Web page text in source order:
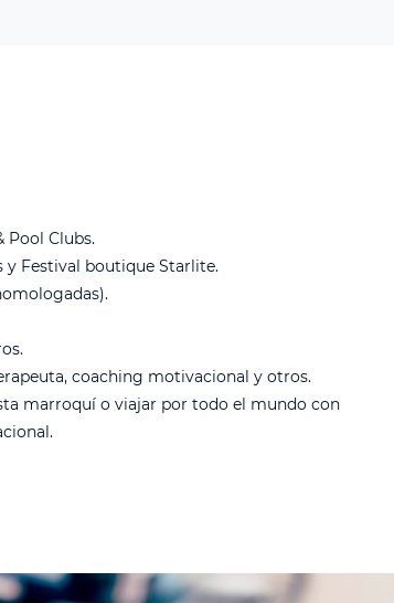
Pool Clubs.
Festival boutique Starlite.
coaching motivacional y otros.
marroquí o viajar por todo el mundo con